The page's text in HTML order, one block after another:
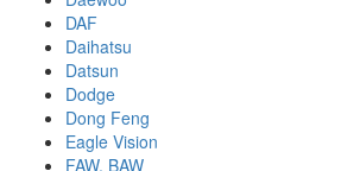
DAF
Daihatsu
Datsun
Dodge
Dong Feng
Eagle Vision
FAW, BAW